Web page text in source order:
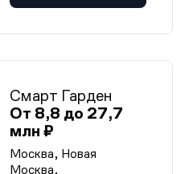
Смарт Гарден
От 8,8 до 27,7
млн ₽
Москва, Новая
Москва,